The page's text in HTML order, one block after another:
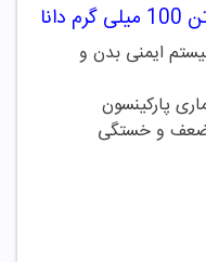
ایمنی بدن و
پارکینسون
و خستگی